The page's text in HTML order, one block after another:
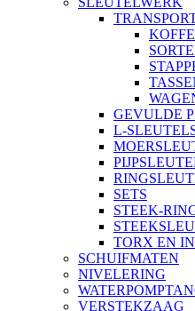
GEVULDE
L-
SETS
STEEK-
TORX EN
SCHUIFMATEN
NIVELERING
VERSTEKZAAG